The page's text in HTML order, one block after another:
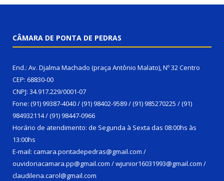
CÂMARA DE PONTA DE PEDRAS
End.: Av. Djalma Machado (praça Antônio Malato), Nº 32 Centro
CEP: 68830-00
CNPJ: 34.917.229/0001-07
Fone: (91) 99387-4040 / (91) 98402-9589 / (91) 985270225 / (91)
984932114 / (91) 98447-0966
Horário de atendimento: de Segunda à Sexta das 08:00hs às
13:00hs
E-mail: camara.pontadepedras@gmail.com /
ouvidoriacamara.pp@gmail.com / wjunior16031993@gmail.com /
claudilena.carol@gmail.com